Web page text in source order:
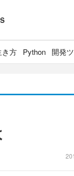
き方 Python 開発